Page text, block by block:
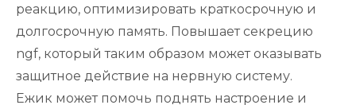
реакцию, оптимизировать краткосрочную и
долгосрочную память. Повышает секрецию
ngf, который таким образом может оказывать
защитное действие на нервную систему.
Ежик может помочь поднять настроение и